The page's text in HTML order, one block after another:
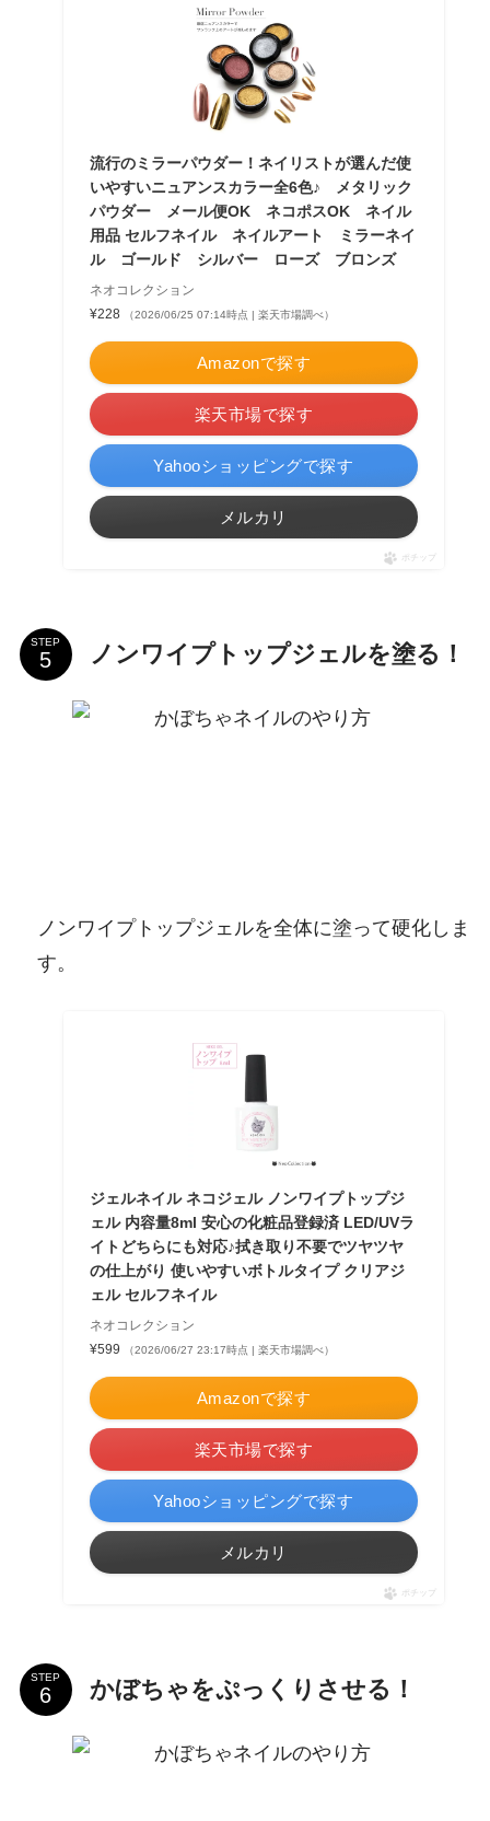
流行のミラーパウダー！ネイリストが選んだ使
いやすいニュアンスカラー全6色♪ メタリック
パウダー メール便OK ネコポスOK ネイル
用品 セルフネイル ネイルアート ミラーネイ
ル ゴールド シルバー ローズ ブロンズ
ネオコレクション
¥228
（2026/06/25 07:14時点 | 楽天市場調べ）
Amazonで探す
楽天市場で探す
Yahooショッピングで探す
メルカリ
ポチップ
STEP ノンワイプトップジェルを塗る！
ノンワイプトップジェルを全体に塗って硬化しま
す。
ジェルネイル ネコジェル ノンワイプトップジ
ェル 内容量8ml 安心の化粧品登録済 LED/UVラ
イトどちらにも対応♪拭き取り不要でツヤツヤ
の仕上がり 使いやすいボトルタイプ クリアジ
ェル セルフネイル
ネオコレクション
¥599
（2026/06/27 23:17時点 | 楽天市場調べ）
Amazonで探す
楽天市場で探す
Yahooショッピングで探す
メルカリ
ポチップ
STEP かぼちゃをぷっくりさせる！